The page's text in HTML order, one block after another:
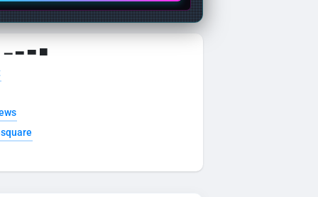
▁ ▂ ▃ ▄